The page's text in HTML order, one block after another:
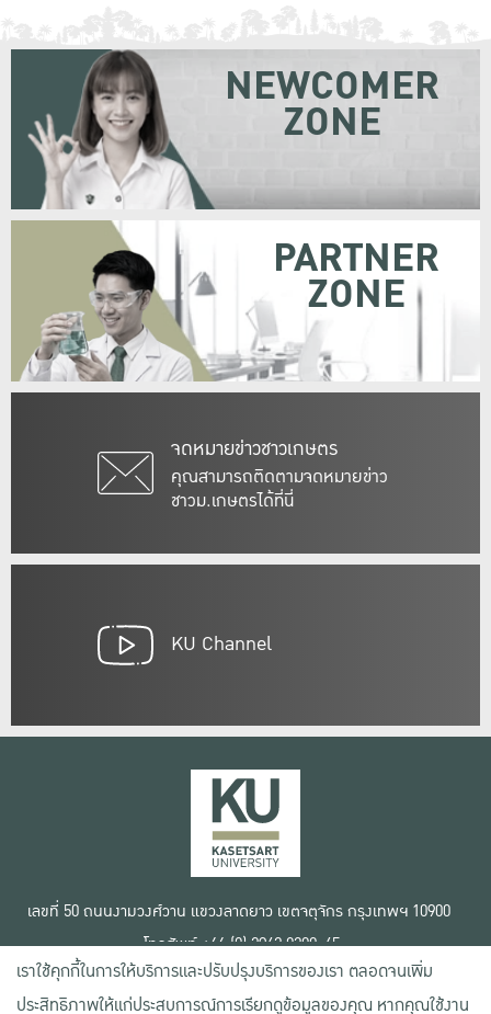
จดหมายข่าวชาวเกษตร
คุณสามารถติดตามจดหมายข่าว
ชาวม.เกษตรได้ที่นี่
NEWCOMER
ZONE
PARTNER
ZONE
KU Channel
เลขที่ 50 ถนนงามวงศ์วาน แขวงลาดยาว เขตจตุจักร กรุงเทพฯ 10900
โทรศัพท์ +66 (0) 2942 8200-45
เงื่อนไขการใช้งานเว็บไซต์
เราใช้คุกกี้ในการให้บริการและปรับปรุงบริการของเรา ตลอดจนเพิ่ม
ประสิทธิภาพให้แก่ประสบการณ์การเรียกดูข้อมูลของคุณ หากคุณใช้งาน